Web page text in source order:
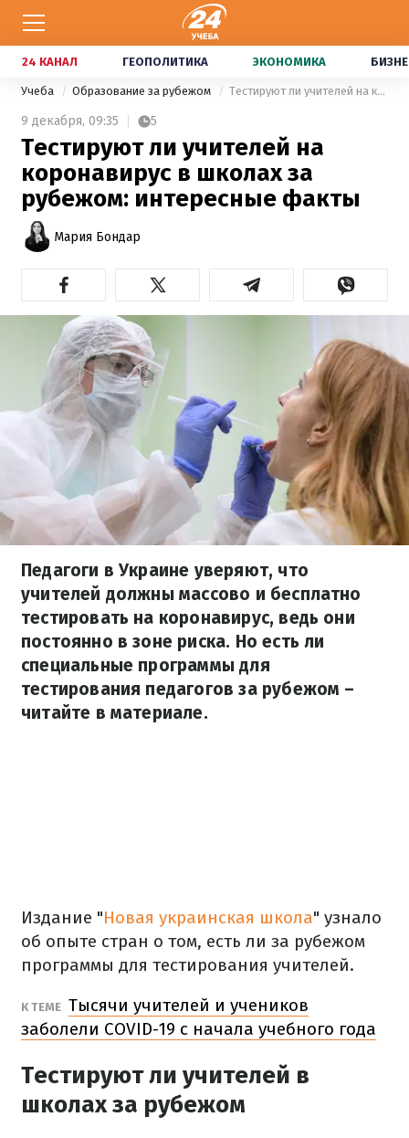
24 КАНАЛ ГЕОПОЛИТИКА ЭКОНОМИКА
Учеба Образование за рубежом Тестируют ли учителей на коронавирус в школах за рубежом: интересные факты
9 декабря, 09:35 5
Тестируют ли учителей на
коронавирус в школах за
рубежом: интересные факты
Мария Бондар
Педагоги в Украине уверяют, что
учителей должны массово и бесплатно
тестировать на коронавирус, ведь они
постоянно в зоне риска. Но есть ли
специальные программы для
тестирования педагогов за рубежом –
читайте в материале.
Издание "Новая украинская школа" узнало
об опыте стран о том, есть ли за рубежом
программы для тестирования учителей.
К ТЕМЕ Тысячи учителей и учеников
заболели COVID-19 с начала учебного года
Тестируют ли учителей в
школах за рубежом